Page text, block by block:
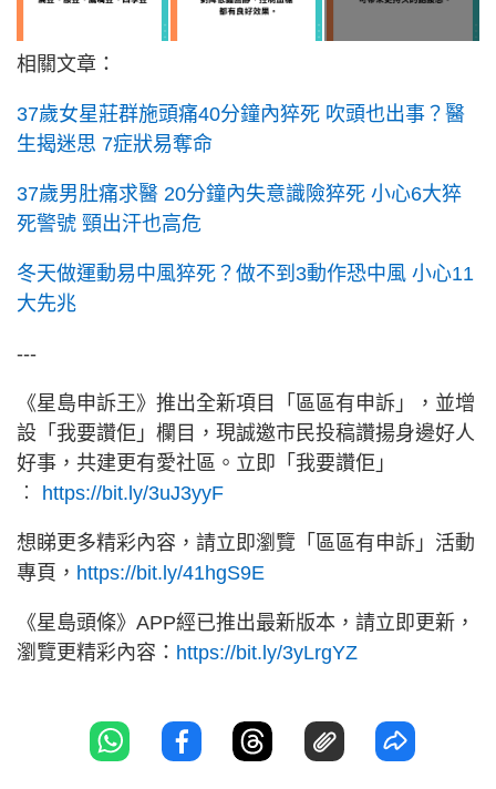
相關文章：
37歲女星莊群施頭痛40分鐘內猝死 吹頭也出事？醫
生揭迷思 7症狀易奪命
37歲男肚痛求醫 20分鐘內失意識險猝死 小心6大猝
死警號 頸出汗也高危
冬天做運動易中風猝死？做不到3動作恐中風 小心11
大先兆
---
《星島申訴王》推出全新項目「區區有申訴」，並增
設「我要讚佢」欄目，現誠邀市民投稿讚揚身邊好人
好事，共建更有愛社區。立即「我要讚佢」
︰
https://bit.ly/3uJ3yyF
想睇更多精彩內容，請立即瀏覽「區區有申訴」活動
專頁， https://bit.ly/41hgS9E
《星島頭條》APP經已推出最新版本，請立即更新，
瀏覽更精彩內容： https://bit.ly/3yLrgYZ